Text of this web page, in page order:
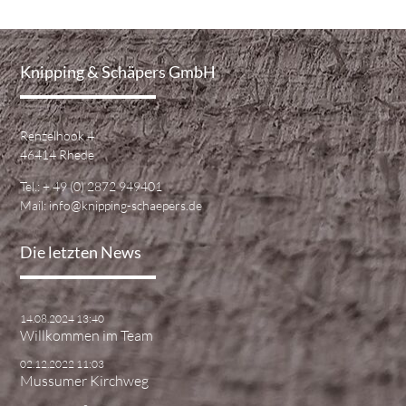
Knipping & Schäpers GmbH
Renzelhook 4
46414 Rhede
Tel.:+ 49 (0) 2872 949401
Mail:info@knipping-schaepers.de
Die letzten News
14.08.2024 13:40
Willkommen im Team
02.12.2022 11:03
Mussumer Kirchweg